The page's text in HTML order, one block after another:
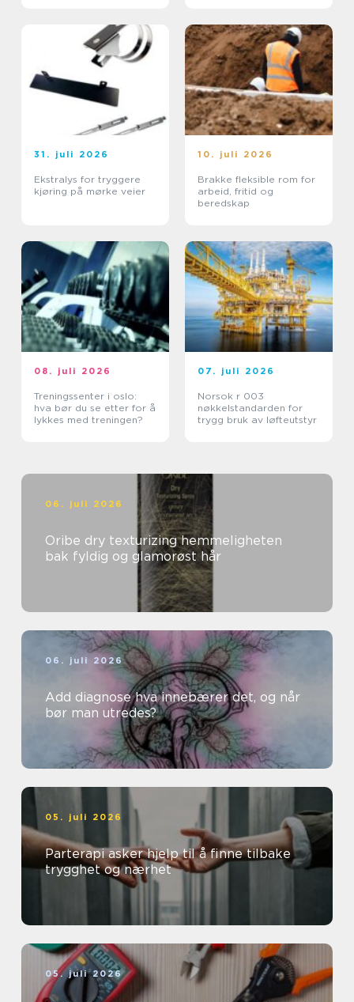
31. juli 2026
Ekstralys for tryggere
kjøring på mørke veier
10. juli 2026
Brakke fleksible rom for
arbeid, fritid og
beredskap
08. juli 2026
Treningssenter i oslo:
hva bør du se etter for å
lykkes med treningen?
07. juli 2026
Norsok r 003
nøkkelstandarden for
trygg bruk av løfteutstyr
06. juli 2026
Oribe dry texturizing hemmeligheten
bak fyldig og glamorøst hår
06. juli 2026
Add diagnose hva innebærer det, og når
bør man utredes?
05. juli 2026
Parterapi asker hjelp til å finne tilbake
trygghet og nærhet
05. juli 2026